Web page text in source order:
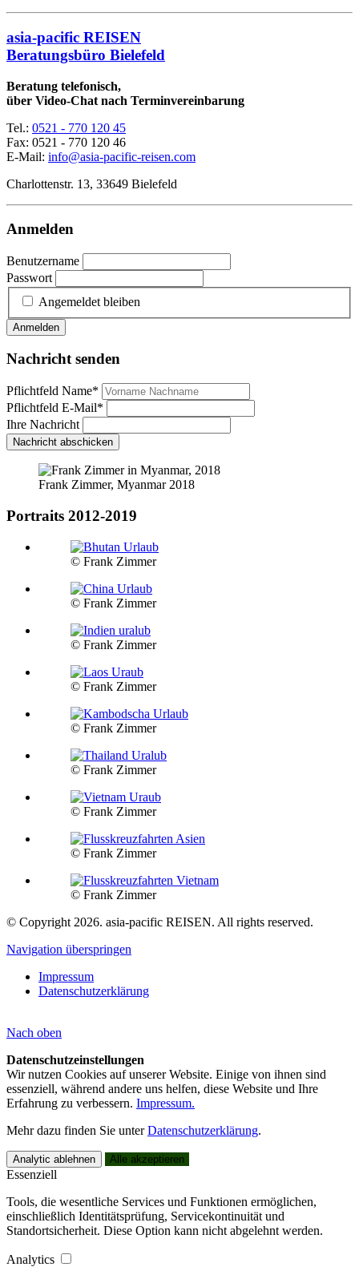
asia-pacific REISEN
Beratungsbüro Bielefeld
Beratung telefonisch,
über Video-Chat nach Terminvereinbarung
Tel.: 0521 - 770 120 45
Fax: 0521 - 770 120 46
E-Mail: info@asia-pacific-reisen.com
Charlottenstr. 13, 33649 Bielefeld
Anmelden
Benutzername
Passwort
Angemeldet bleiben
Anmelden
Nachricht senden
Pflichtfeld Name*
Pflichtfeld E-Mail*
Ihre Nachricht
Nachricht abschicken
Frank Zimmer, Myanmar 2018
Portraits 2012-2019
© Frank Zimmer
© Frank Zimmer
© Frank Zimmer
© Frank Zimmer
© Frank Zimmer
© Frank Zimmer
© Frank Zimmer
© Frank Zimmer
© Frank Zimmer
© Copyright 2026. asia-pacific REISEN. All rights reserved.
Navigation überspringen
Impressum
Datenschutzerklärung
Nach oben
Datenschutzeinstellungen
Wir nutzen Cookies auf unserer Website. Einige von ihnen sind
essenziell, während andere uns helfen, diese Website und Ihre
Erfahrung zu verbessern. Impressum.
Mehr dazu finden Sie unterDatenschutzerklärung.
Analytic ablehnen Alle akzeptieren
Essenziell
Tools, die wesentliche Services und Funktionen ermöglichen,
einschließlich Identitätsprüfung, Servicekontinuität und
Standortsicherheit. Diese Option kann nicht abgelehnt werden.
Analytics